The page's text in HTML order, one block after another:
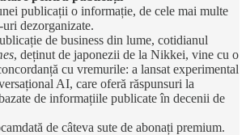
publicații o informație, de cele mai multe
dezorganizate.
de business din lume, cotidianul
, deținut de japonezii de la Nikkei, vine cu o
cu vremurile: a lansat experimental
AI, care oferă răspunsuri la
de informațiile publicate în decenii de
de câteva sute de abonați premium.